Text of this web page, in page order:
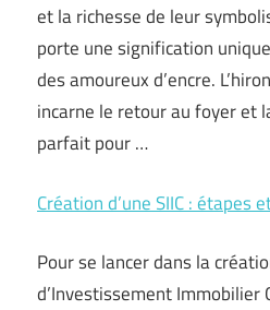
et la richesse de leur
porte une signification
des amoureux d’encre.
incarne le retour au foyer et
parfait pour …
Création d’une SIIC : étapes
Pour se lancer dans la
d’Investissement Immobilier